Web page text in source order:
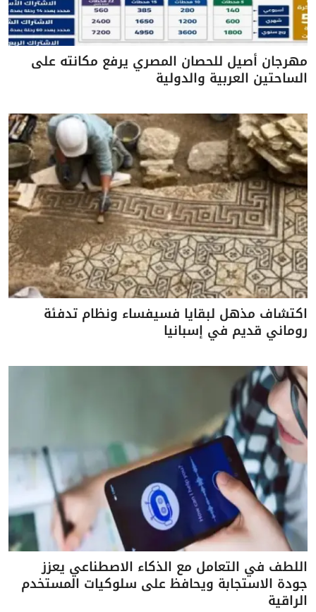
مهرجان أصيل للحصان المصري يرفع مكانته على
الساحتين العربية والدولية
اكتشاف مذهل لبقايا فسيفساء ونظام تدفئة
روماني قديم في إسبانيا
اللطف في التعامل مع الذكاء الاصطناعي يعزز
جودة الاستجابة ويحافظ على سلوكيات المستخدم
الراقية